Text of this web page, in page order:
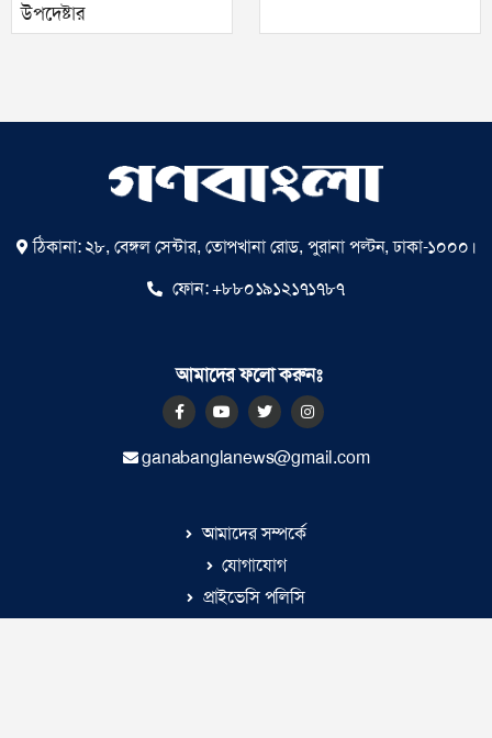
উপদেষ্টার
ঠিকানা: ২৮, বেঙ্গল সেন্টার, তোপখানা রোড, পুরানা পল্টন, ঢাকা-১০০০।
ফোন:+৮৮০১৯১২১৭১৭৮৭
আমাদের ফলো করুনঃ
ganabanglanews@gmail.com
আমাদের সম্পর্কে
যোগাযোগ
প্রাইভেসি পলিসি